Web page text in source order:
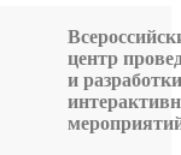
центр
и разработки